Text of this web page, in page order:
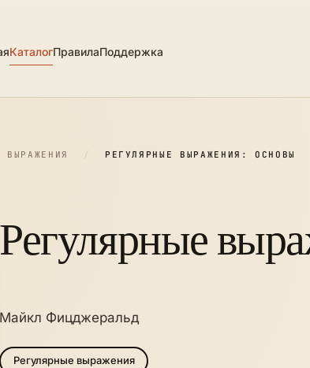
КаталогПравилаПоддержка
ВЫРАЖЕНИЯ / РЕГУЛЯРНЫЕ ВЫРАЖЕНИЯ: ОСНОВЫ
Регулярные
Майкл Фицджеральд
Регулярные выражения